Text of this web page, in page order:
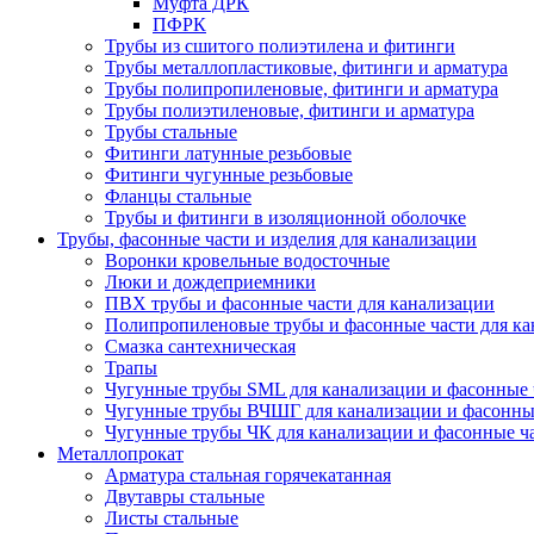
ПФРК
Трубы из сшитого полиэтилена и фитинги
Трубы металлопластиковые, фитинги и арматура
Трубы полипропиленовые, фитинги и арматура
Трубы полиэтиленовые, фитинги и арматура
Трубы стальные
Фитинги латунные резьбовые
Фитинги чугунные резьбовые
Фланцы стальные
Трубы и фитинги в изоляционной оболочке
Трубы, фасонные части и изделия для канализации
Воронки кровельные водосточные
Люки и дождеприемники
ПВХ трубы и фасонные части для канализации
Полипропиленовые трубы и фасонные части для
Смазка сантехническая
Трапы
Чугунные трубы SML для канализации и фасонные
Чугунные трубы ВЧШГ для канализации и
Чугунные трубы ЧК для канализации и фасонные
Металлопрокат
Арматура стальная горячекатанная
Двутавры стальные
Листы стальные